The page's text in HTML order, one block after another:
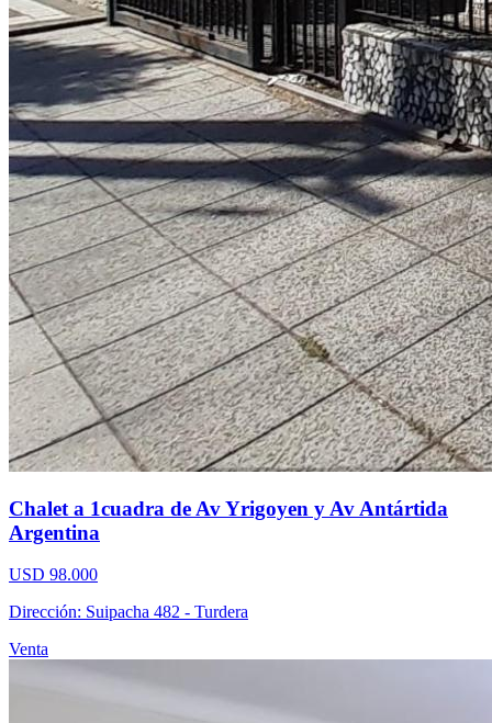
Chalet a 1cuadra de Av Yrigoyen y Av Antártida
Argentina
USD 98.000
Dirección: Suipacha 482 - Turdera
Venta